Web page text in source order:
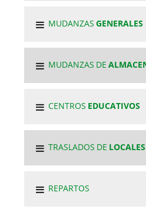
MUDANZASGENERALES
MUDANZAS DE
CENTROS EDUCATIVOS
TRASLADOS DE LOCALES
REPARTOS